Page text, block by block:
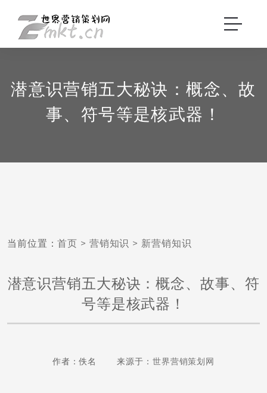
潜意识营销五大秘诀：概念、故
事、符号等是核武器！
当前位置：首页 > 营销知识 > 新营销知识
潜意识营销五大秘诀：概念、故事、符
号等是核武器！
作者：佚名 来源于： 世界营销策划网